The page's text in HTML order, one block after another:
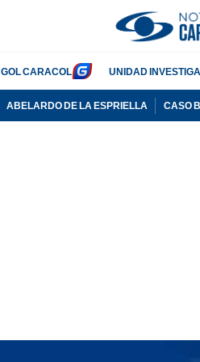
GOL CARACOL UNIDAD
ABELARDO DE LA ESPRIELLA CASO